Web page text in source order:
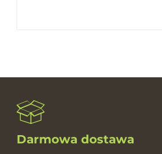
Darmowa dostawa